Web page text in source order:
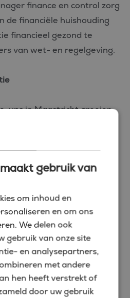
finance en control zorg
de financiële huishouding
financieel gezond te
van wet- en regelgeving.
ups in Maastricht groeien
aan
finance-functie. Hier
en control echt het
aan te brengen,
te zorgen voor
groei ondersteunen.
sector
en semi-
Maastricht zoeken naar
en control. Hier is kennis
gebruik van
om inhoud en
en om ons
We delen ook
gebruik van onze site
en analysepartners,
met andere
hen heeft verstrekt of
door uw gebruik